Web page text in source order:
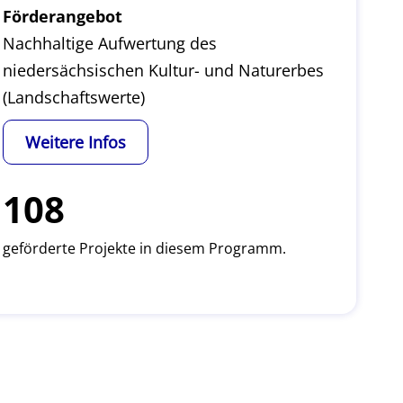
Förderangebot
Nachhaltige Aufwertung des
niedersächsischen Kultur- und Naturerbes
(Landschaftswerte)
Weitere Infos
108
geförderte Projekte in diesem Programm.